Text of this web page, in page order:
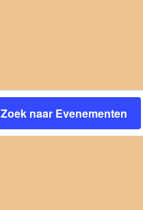
Zoek naar Evenementen